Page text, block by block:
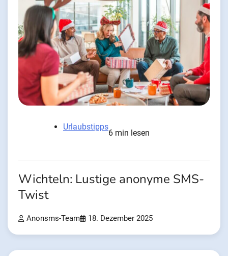
Urlaubstipps
6 min lesen
Wichteln: Lustige anonyme SMS-
Twist
Anonsms-Team 18. Dezember 2025